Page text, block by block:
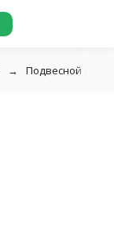
Подвесной